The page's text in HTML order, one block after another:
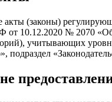
(законы)
от 10.12.2020 № 2070
учитывающих
подраздел